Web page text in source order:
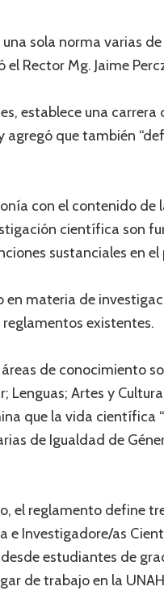
sola norma varias
Rector Mg. Jaime
establece una
que también
con el contenido de
científica son
sustanciales en
materia de
existentes.
de conocimiento
Lenguas; Artes y
que la vida científica
de Igualdad de
el reglamento define
e Investigadore/as
estudiantes de
de trabajo en la